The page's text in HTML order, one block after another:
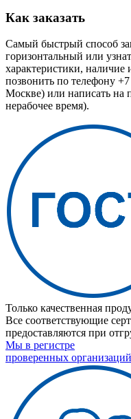
Как заказать
Самый быстрый способ
горизонтальный или
характеристики, наличие
позвонить по телефону
Москве) или написать на
нерабочее время).
Только качественная
Все соответствующие
предоставляются при
Мы в регистре
проверенных организаций